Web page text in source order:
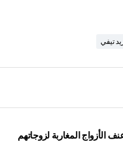
تيفي
الأزواج المغاربة لزوجاتهم